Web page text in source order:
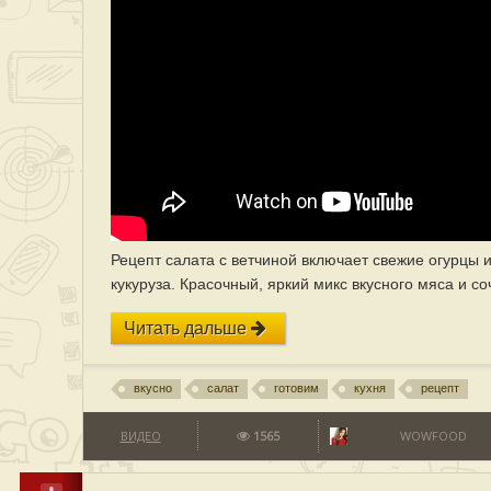
Рецепт салата с ветчиной включает свежие
кукуруза. Красочный, яркий микс вкусного мяса и
Читать дальше
вкусно салат готовим кухня рецепт
ВИДЕО 1565 WOWFOOD